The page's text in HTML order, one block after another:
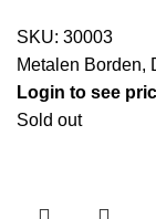
SKU: 30003
Metalen Borden,
Login to see
Sold out